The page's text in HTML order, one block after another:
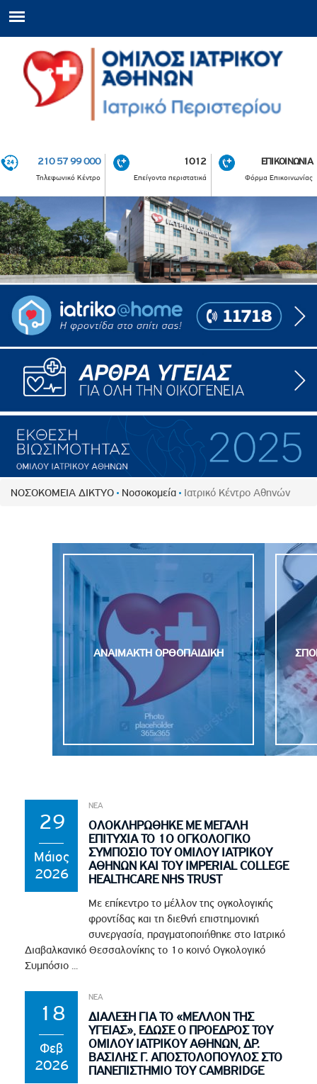
210 57 99 000
Τηλεφωνικό Κέντρο
1012
Επείγοντα περιστατικά
ΕΠΙΚΟΙΝΩΝΙΑ
Φόρμα Επικοινωνίας
ΝΟΣΟΚΟΜΕΙΑ ΔΙΚΤΥΟ Νοσοκομεία Ιατρικό Κέντρο Αθηνών
ΑΝΑΙΜΑΚΤΗ OΡΘΟΠΑΙΔΙΚΗ
29
Μάιος
2026
ΝΕΑ
ΟΛΟΚΛΗΡΩΘΗΚΕ ΜΕ ΜΕΓΑΛΗ
ΕΠΙΤΥΧΙΑ ΤΟ 1Ο ΟΓΚΟΛΟΓΙΚΟ
ΣΥΜΠΟΣΙΟ ΤΟΥ ΟΜΙΛΟΥ ΙΑΤΡΙΚΟΥ
ΑΘΗΝΩΝ ΚΑΙ ΤΟΥ IMPERIAL COLLEGE
HEALTHCARE NHS TRUST
Με επίκεντρο το μέλλον της ογκολογικής
φροντίδας και τη διεθνή επιστημονική
συνεργασία, πραγματοποιήθηκε στο Ιατρικό
Διαβαλκανικό Θεσσαλονίκης το 1ο κοινό Ογκολογικό
Συμπόσιο ...
18
Φεβ
2026
ΝΕΑ
ΔΙΑΛΕΞΗ ΓΙΑ ΤΟ «ΜΕΛΛΟΝ ΤΗΣ
ΥΓΕΙΑΣ», ΕΔΩΣΕ Ο ΠΡΟΕΔΡΟΣ ΤΟΥ
ΟΜΙΛΟΥ ΙΑΤΡΙΚΟΥ ΑΘΗΝΩΝ, ΔΡ.
ΒΑΣΙΛΗΣ Γ. ΑΠΟΣΤΟΛΟΠΟΥΛΟΣ ΣΤΟ
ΠΑΝΕΠΙΣΤΗΜΙΟ ΤΟΥ CAMBRIDGE